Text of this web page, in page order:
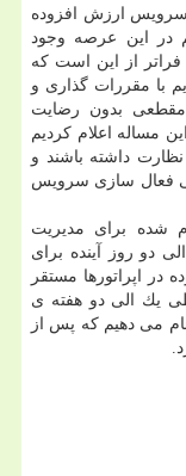
سرویس ارزش افزوده
در این عرصه وجود
فراتر از این است كه
با مقررات گذاری و
مقطعی بدون رضایت
اعلام كردیم
داشته باشند و
فعال سازی سرویس
شده برای مدیریت
دو روز آینده برای
اپراتورها مستقر
یك الی دو هفته ی
می دهیم كه پس از